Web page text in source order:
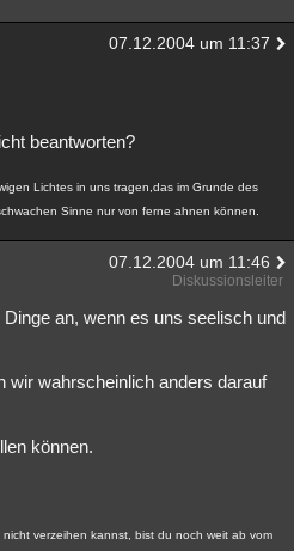
07.12.2004 um 11:37
beantworten?
Lichtes in uns tragen,das im Grunde des
Sinne nur von ferne ahnen können.
07.12.2004 um 11:46
Diskussionsleiter
an, wenn es uns seelisch und
wir wahrscheinlich anders darauf
können.
verzeihen kannst, bist du noch weit ab vom